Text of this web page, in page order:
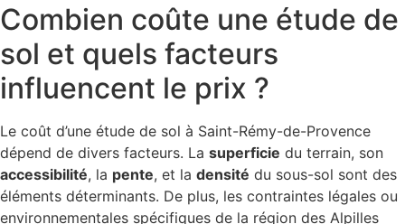
Combien coûte une étude de
sol et quels facteurs
influencent le prix ?
Le coût d’une étude de sol à Saint-Rémy-de-Provence
dépend de divers facteurs. La superficie du terrain, son
accessibilité, la pente, et la densité du sous-sol sont des
éléments déterminants. De plus, les contraintes légales ou
environnementales spécifiques de la région des Alpilles